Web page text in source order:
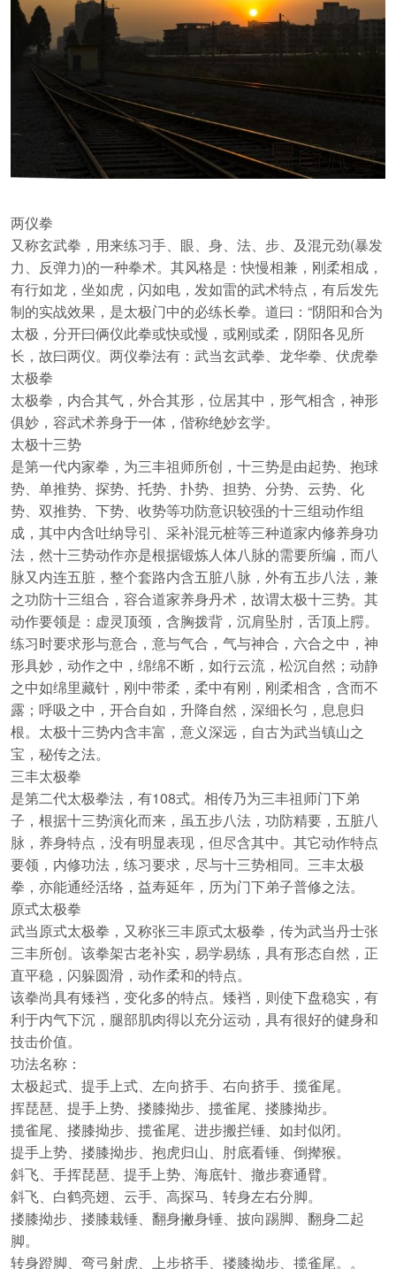
两仪拳
又称玄武拳，用来练习手、眼、身、法、步、及混元劲(暴发
力、反弹力)的一种拳术。其风格是：快慢相兼，刚柔相成，
有行如龙，坐如虎，闪如电，发如雷的武术特点，有后发先
制的实战效果，是太极门中的必练长拳。道曰：“阴阳和合为
太极，分开曰俩仪此拳或快或慢，或刚或柔，阴阳各见所
长，故曰两仪。两仪拳法有：武当玄武拳、龙华拳、伏虎拳
太极拳
太极拳，内合其气，外合其形，位居其中，形气相含，神形
俱妙，容武术养身于一体，偕称绝妙玄学。
太极十三势
是第一代内家拳，为三丰祖师所创，十三势是由起势、抱球
势、单推势、探势、托势、扑势、担势、分势、云势、化
势、双推势、下势、收势等功防意识较强的十三组动作组
成，其中内含吐纳导引、采补混元桩等三种道家内修养身功
法，然十三势动作亦是根据锻炼人体八脉的需要所编，而八
脉又内连五脏，整个套路内含五脏八脉，外有五步八法，兼
之功防十三组合，容合道家养身丹术，故谓太极十三势。其
动作要领是：虚灵顶颈，含胸拨背，沉肩坠肘，舌顶上腭。
练习时要求形与意合，意与气合，气与神合，六合之中，神
形具妙，动作之中，绵绵不断，如行云流，松沉自然；动静
之中如绵里藏针，刚中带柔，柔中有刚，刚柔相含，含而不
露；呼吸之中，开合自如，升降自然，深细长匀，息息归
根。太极十三势内含丰富，意义深远，自古为武当镇山之
宝，秘传之法。
三丰太极拳
是第二代太极拳法，有108式。相传乃为三丰祖师门下弟
子，根据十三势演化而来，虽五步八法，功防精要，五脏八
脉，养身特点，没有明显表现，但尽含其中。其它动作特点
要领，内修功法，练习要求，尽与十三势相同。三丰太极
拳，亦能通经活络，益寿延年，历为门下弟子普修之法。
原式太极拳
武当原式太极拳，又称张三丰原式太极拳，传为武当丹士张
三丰所创。该拳架古老补实，易学易练，具有形态自然，正
直平稳，闪躲圆滑，动作柔和的特点。
该拳尚具有矮裆，变化多的特点。矮裆，则使下盘稳实，有
利于内气下沉，腿部肌肉得以充分运动，具有很好的健身和
技击价值。
功法名称：
太极起式、提手上式、左向挤手、右向挤手、揽雀尾。
挥琵琶、提手上势、搂膝拗步、揽雀尾、搂膝拗步。
揽雀尾、搂膝拗步、揽雀尾、进步搬拦锤、如封似闭。
提手上势、搂膝拗步、抱虎归山、肘底看锤、倒撵猴。
斜飞、手挥琵琶、提手上势、海底针、撤步赛通臂。
斜飞、白鹤亮翅、云手、高探马、转身左右分脚。
搂膝拗步、搂膝栽锤、翻身撇身锤、披向踢脚、翻身二起
脚。
转身蹬脚、弯弓射虎、上步挤手、搂膝拗步、揽雀尾。。